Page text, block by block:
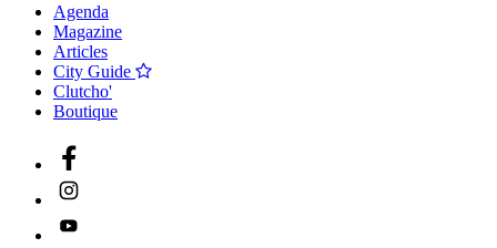
Agenda
Magazine
Articles
City Guide
Clutcho'
Boutique